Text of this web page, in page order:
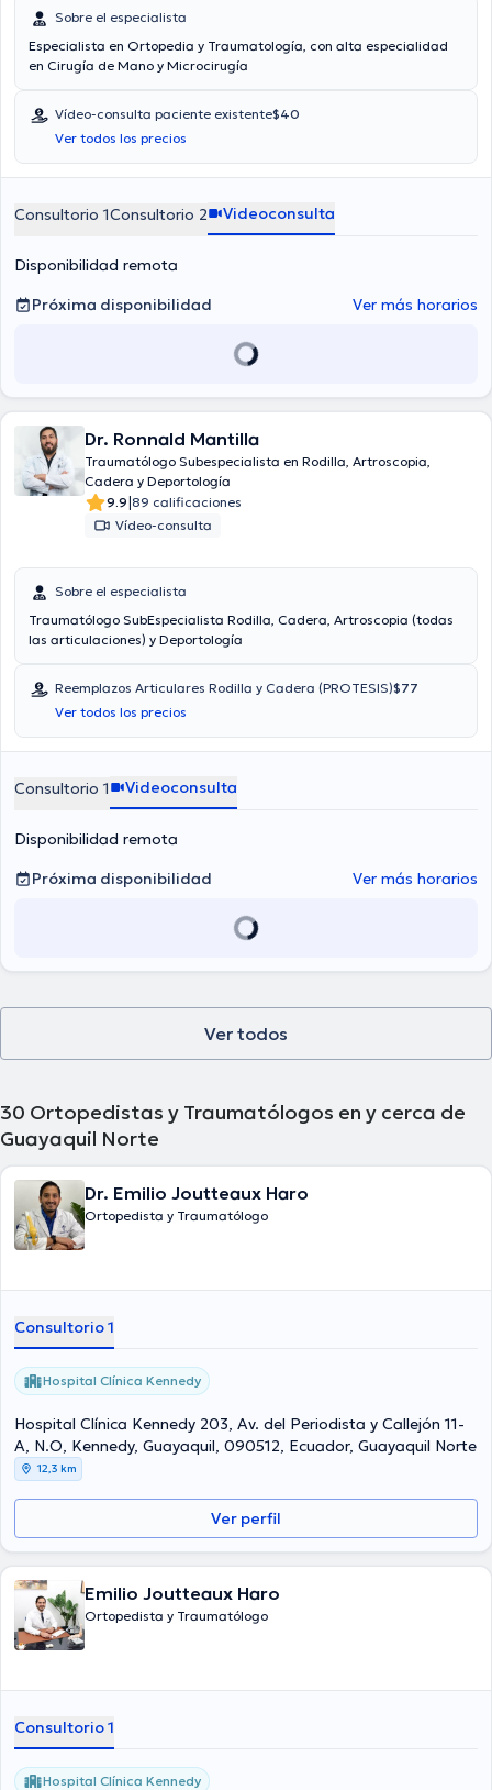
Sobre el especialista
Especialista en Ortopedia y Traumatología, con alta especialidad
en Cirugía de Mano y Microcirugía
Vídeo-consulta paciente existente$40
Ver todos los precios
Consultorio 1Consultorio 2 Videoconsulta
Disponibilidad remota
Próxima disponibilidad
Ver más horarios
Dr. Ronnald Mantilla
Traumatólogo Subespecialista en Rodilla, Artroscopia,
Cadera y Deportología
9.9|89 calificaciones
Vídeo-consulta
Sobre el especialista
Traumatólogo SubEspecialista Rodilla, Cadera, Artroscopia (todas
las articulaciones) y Deportología
Reemplazos Articulares Rodilla y Cadera (PROTESIS)$77
Ver todos los precios
Consultorio 1 Videoconsulta
Disponibilidad remota
Próxima disponibilidad
Ver más horarios
Ver todos
30 Ortopedistas y Traumatólogos en y cerca de
Guayaquil Norte
Dr. Emilio Joutteaux Haro
Ortopedista y Traumatólogo
Consultorio 1
Hospital Clínica Kennedy
Hospital Clínica Kennedy 203, Av. del Periodista y Callejón 11-
A, N.O, Kennedy, Guayaquil, 090512, Ecuador, Guayaquil Norte
12,3 km
Ver perfil
Emilio Joutteaux Haro
Ortopedista y Traumatólogo
Consultorio 1
Hospital Clínica Kennedy